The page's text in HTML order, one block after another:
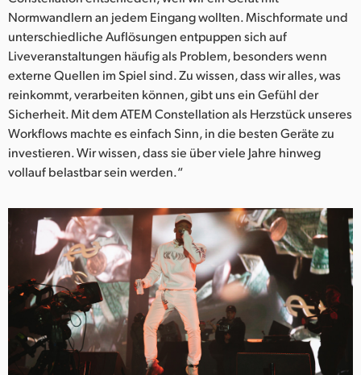
Normwandlern an jedem Eingang wollten. Mischformate und
unterschiedliche Auflösungen entpuppen sich auf
Liveveranstaltungen häufig als Problem, besonders wenn
externe Quellen im Spiel sind. Zu wissen, dass wir alles, was
reinkommt, verarbeiten können, gibt uns ein Gefühl der
Sicherheit. Mit dem ATEM Constellation als Herzstück unseres
Workflows machte es einfach Sinn, in die besten Geräte zu
investieren. Wir wissen, dass sie über viele Jahre hinweg
vollauf belastbar sein werden.“